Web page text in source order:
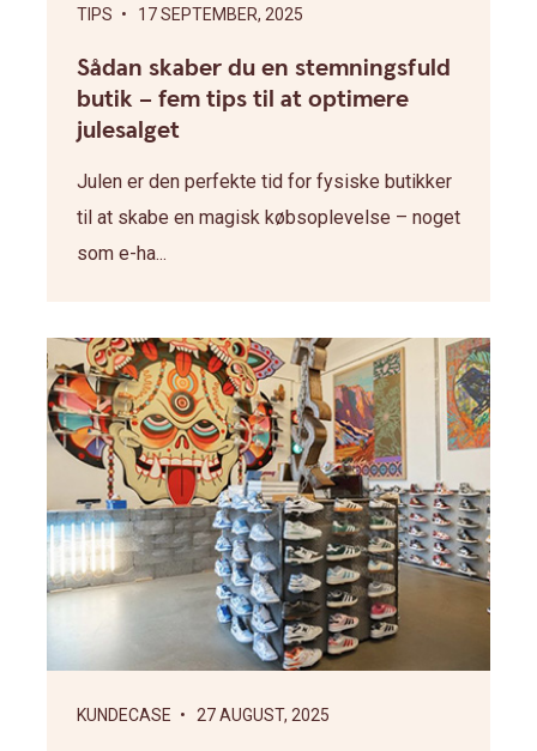
TIPS • 17 SEPTEMBER, 2025
Sådan skaber du en stemningsfuld
butik – fem tips til at optimere
julesalget
Julen er den perfekte tid for fysiske butikker
til at skabe en magisk købsoplevelse – noget
som e-ha...
KUNDECASE • 27 AUGUST, 2025